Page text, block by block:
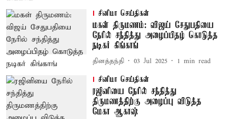
சினிமா செய்திகள்
மகள் திருமணம்: விஜய் சேதுபதியை
நேரில் சந்தித்து அழைப்பிதழ் கொடுத்த
நடிகர் கிங்காங்
தினத்தந்தி 03 Jul 2025 1 min read
சினிமா செய்திகள்
ரஜினியை நேரில் சந்தித்து
திருமணத்திற்கு அழைப்பு விடுத்த
மேகா ஆகாஷ்